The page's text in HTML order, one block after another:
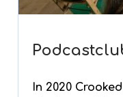
In 2020